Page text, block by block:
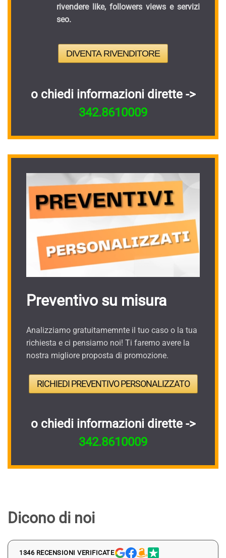
rivendere like, followers views e servizi
seo.
DIVENTA RIVENDITORE
o chiedi informazioni dirette ->
342.8610009
Preventivo su misura
Analizziamo gratuitamemnte il tuo caso o la tua
richiesta e ci pensiamo noi! Ti faremo avere la
nostra migliore proposta di promozione.
RICHIEDI PREVENTIVO PERSONALIZZATO
o chiedi informazioni dirette ->
342.8610009
Dicono di noi
1346 RECENSIONI VERIFICATE